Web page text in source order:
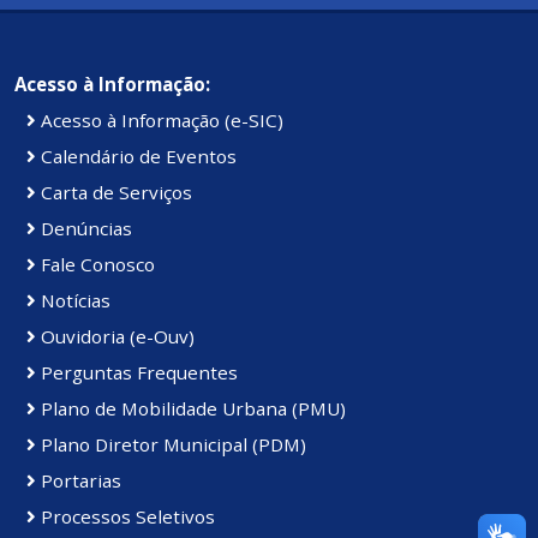
Acesso à Informação:
Acesso à Informação (e-SIC)
Calendário de Eventos
Carta de Serviços
Denúncias
Fale Conosco
Notícias
Ouvidoria (e-Ouv)
Perguntas Frequentes
Plano de Mobilidade Urbana (PMU)
Plano Diretor Municipal (PDM)
Portarias
Processos Seletivos